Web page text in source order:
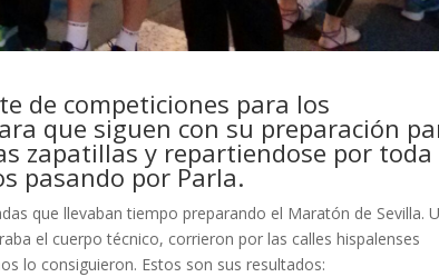
de competiciones para los
que siguen con su preparación
zapatillas y repartiendose por toda
pasando por Parla.
que llevaban tiempo preparando el Maratón de Sevilla.
el cuerpo técnico, corrieron por las calles hispalenses
lo consiguieron. Estos son sus resultados: